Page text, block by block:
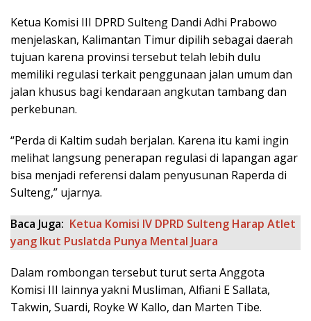
Ketua Komisi III DPRD Sulteng Dandi Adhi Prabowo
menjelaskan, Kalimantan Timur dipilih sebagai daerah
tujuan karena provinsi tersebut telah lebih dulu
memiliki regulasi terkait penggunaan jalan umum dan
jalan khusus bagi kendaraan angkutan tambang dan
perkebunan.
“Perda di Kaltim sudah berjalan. Karena itu kami ingin
melihat langsung penerapan regulasi di lapangan agar
bisa menjadi referensi dalam penyusunan Raperda di
Sulteng,” ujarnya.
Baca Juga: Ketua Komisi IV DPRD Sulteng Harap Atlet
yang Ikut Puslatda Punya Mental Juara
Dalam rombongan tersebut turut serta Anggota
Komisi III lainnya yakni Musliman, Alfiani E Sallata,
Takwin, Suardi, Royke W Kallo, dan Marten Tibe.